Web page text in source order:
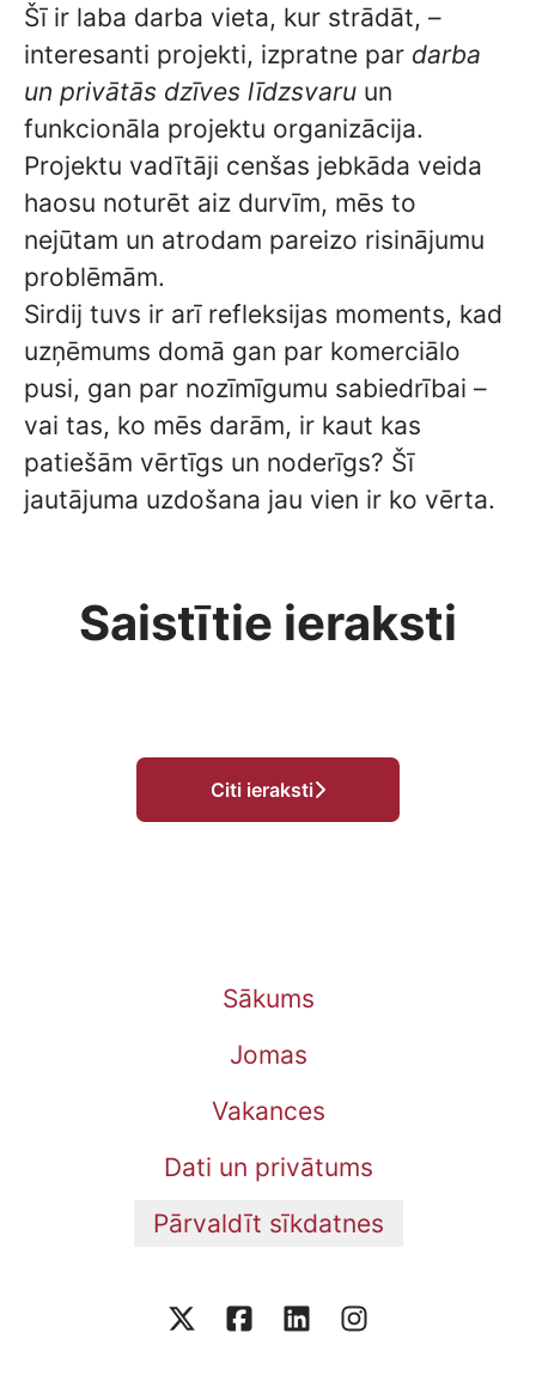
Šī ir laba darba vieta, kur strādāt, –
interesanti projekti, izpratne par darba
un privātās dzīves līdzsvaru un
funkcionāla projektu organizācija.
Projektu vadītāji cenšas jebkāda veida
haosu noturēt aiz durvīm, mēs to
nejūtam un atrodam pareizo risinājumu
problēmām.
Sirdij tuvs ir arī refleksijas moments, kad
uzņēmums domā gan par komerciālo
pusi, gan par nozīmīgumu sabiedrībai –
vai tas, ko mēs darām, ir kaut kas
patiešām vērtīgs un noderīgs? Šī
jautājuma uzdošana jau vien ir ko vērta.
Saistītie ieraksti
Vecākais sistēmu analītiķis
Citi ieraksti
Sākums
Jomas
Vakances
Dati un privātums
Pārvaldīt sīkdatnes